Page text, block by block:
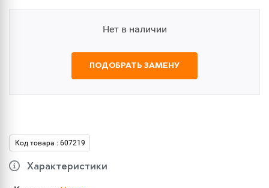
Нет в наличии
ПОДОБРАТЬ ЗАМЕНУ
Код товара : 607219
Характеристики